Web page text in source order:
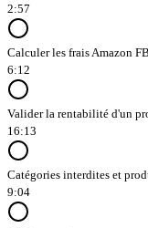
2:57
Calculer les frais Amazon
6:12
Valider la rentabilité d'un
16:13
Catégories interdites et
9:04